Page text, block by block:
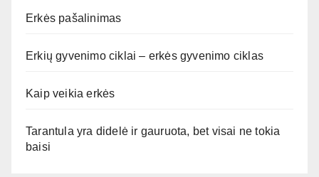
Erkės pašalinimas
Erkių gyvenimo ciklai – erkės gyvenimo ciklas
Kaip veikia erkės
Tarantula yra didelė ir gauruota, bet visai ne tokia
baisi